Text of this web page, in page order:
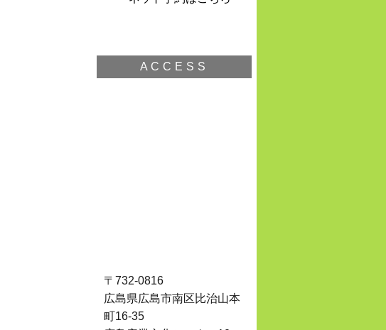
ACCESS
〒732-0816
広島県広島市南区比治山本
町16-35